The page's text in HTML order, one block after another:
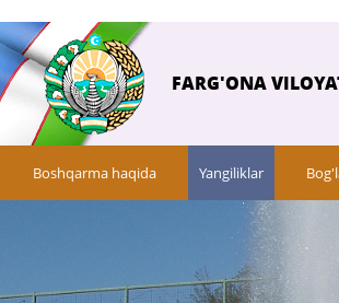
FARG'ONA
Boshqarma haqida Yangiliklar